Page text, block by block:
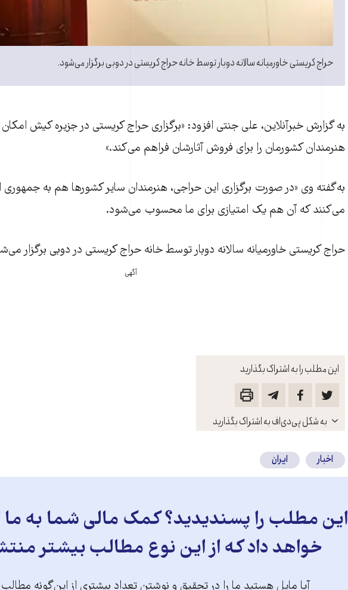
این مطلب را به اشتراک بگذارید
باز
کنید
به شکل پی‌دی‌اف به اشتراک بگذارید
حراج کريستی خاورميانه سالانه دوبار توسط خانه حراج کريستی در دوبی برگزار می‌شود.
به گزارش خبرآنلاين، علی جنتی افزود: «برگزاری حراج کريستی در جزيره کيش
هنرمندان کشورمان را برای فروش آثارشان فراهم می‌کند.»
به‌گفته وی «در صورت برگزاری اين حراجی، هنرمندان ساير کشورها هم به جمهوری
می‌کنند که آن هم يک امتيازی برای ما محسوب می‌شود.
حراج کريستی خاورميانه سالانه دوبار توسط خانه حراج کريستی در دوبی برگزار
آگهی
اخبار ایران
این مطلب را پسندیدید؟ کمک مالی شما به ما
خواهد داد که از این نوع مطالب بیشتر
آیا مایل هستید ما را در تحقیق و نوشتن تعداد بیشتری از این‌گونه